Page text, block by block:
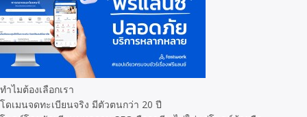
ทำไมต้องเลือกเรา
โดเมนจดทะเบียนจริง มีตัวตนกว่า 20 ปี